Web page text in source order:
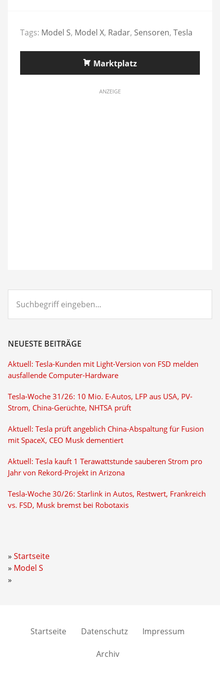
Tags: Model S, Model X, Radar, Sensoren, Tesla
Marktplatz
ANZEIGE
eingeben...
NEUESTE BEITRÄGE
Aktuell: Tesla-Kunden mit Light-Version von FSD melden
ausfallende Computer-Hardware
Tesla-Woche 31/26: 10 Mio. E-Autos, LFP aus USA, PV-
Strom, China-Gerüchte, NHTSA prüft
Aktuell: Tesla prüft angeblich China-Abspaltung für Fusion
mit SpaceX, CEO Musk dementiert
Aktuell: Tesla kauft 1 Terawattstunde sauberen Strom pro
Jahr von Rekord-Projekt in Arizona
Tesla-Woche 30/26: Starlink in Autos, Restwert, Frankreich
vs. FSD, Musk bremst bei Robotaxis
Startseite
Model S
Startseite Datenschutz Impressum
Archiv